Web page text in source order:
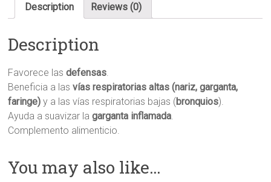
Description Reviews (0)
Description
Favorece lasdefensas
Beneficia a lasvías respiratorias altas (nariz, garganta,
faringe) y a las vías respiratorias bajas (bronquios).
Ayuda a suavizar lagarganta inflamada
Complemento alimenticio.
You may also like…